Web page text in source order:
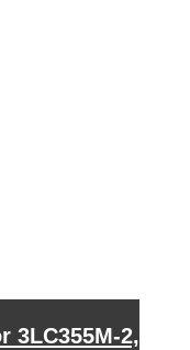
3LC355M-2,